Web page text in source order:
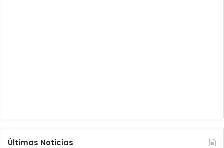
Últimas Noticias